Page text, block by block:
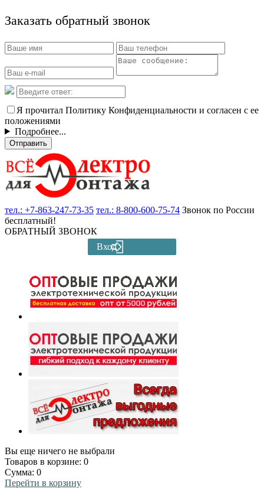
Заказать обратный звонок
Я прочитал Политику Конфиденциальности и согласен с ее
положениями
Подробнее...
Отправить
тел.: +7-863-247-73-35 тел.: 8-800-600-75-74 Звонок по России
бесплатный!
ОБРАТНЫЙ ЗВОНОК
Вход
Вы еще ничего не выбрали
Товаров в корзине: 0
Сумма: 0
Перейти в корзину